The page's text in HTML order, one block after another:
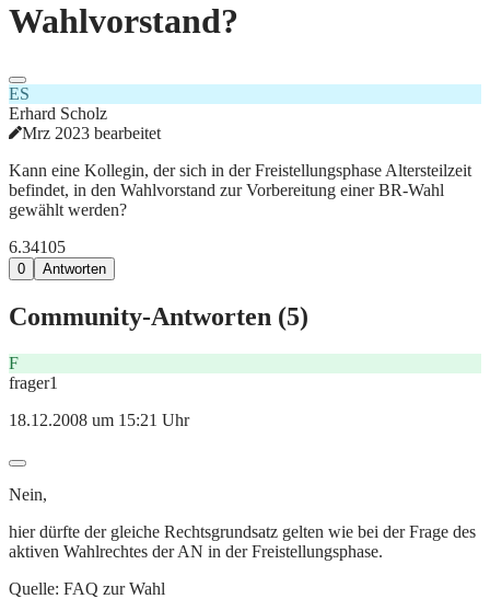
Wahlvorstand?
ES
Erhard Scholz
Mrz 2023 bearbeitet
Kann eine Kollegin, der sich in der Freistellungsphase Altersteilzeit
befindet, in den Wahlvorstand zur Vorbereitung einer BR-Wahl
gewählt werden?
6.34105
0 Antworten
Community-Antworten (5)
F
frager1
18.12.2008 um 15:21 Uhr
Nein,
hier dürfte der gleiche Rechtsgrundsatz gelten wie bei der Frage des
aktiven Wahlrechtes der AN in der Freistellungsphase.
Quelle: FAQ zur Wahl